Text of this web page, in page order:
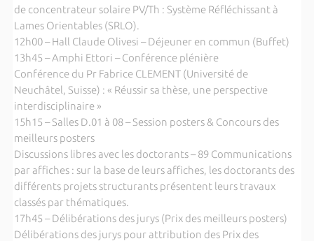
de concentrateur solaire PV/Th : Système Réfléchissant à
Lames Orientables (SRLO).
12h00 – Hall Claude Olivesi – Déjeuner en commun (Buffet)
13h45 – Amphi Ettori – Conférence plénière
Conférence du Pr Fabrice CLEMENT (Université de
Neuchâtel, Suisse) : « Réussir sa thèse, une perspective
interdisciplinaire »
15h15 – Salles D.01 à 08 – Session posters & Concours des
meilleurs posters
Discussions libres avec les doctorants – 89 Communications
par affiches : sur la base de leurs affiches, les doctorants des
différents projets structurants présentent leurs travaux
classés par thématiques.
17h45 – Délibérations des jurys (Prix des meilleurs posters)
Délibérations des jurys pour attribution des Prix des